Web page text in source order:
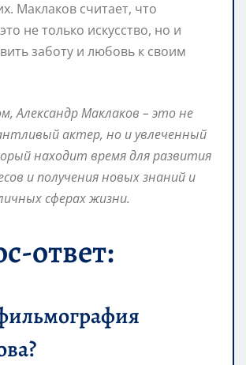
Маклаков считает, что
не только искусство, но и
заботу и любовь к своим
Александр Маклаков – это не
актер, но и увлеченный
находит время для развития
и получения новых знаний и
сферах жизни.
ответ: